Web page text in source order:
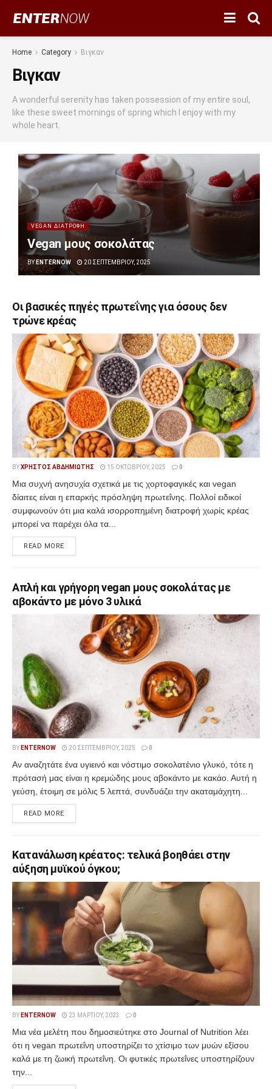
Home Category Βιγκαν
Βιγκαν
A wonderful serenity has taken possession of my entire soul,
like these sweet mornings of spring which I enjoy with my
whole heart.
VEGAN ΔΙΑΤΡΟΦΗ
Vegan μους σοκολάτας
BY ENTERNOW 20 ΣΕΠΤΕΜΒΡΊΟΥ, 2025
Οι βασικές πηγές πρωτεΐνης για όσους δεν
τρώνε κρέας
BYΧΡΉΣΤΟΣ ΑΒΔΗΜΙΏΤΗΣ 15 ΟΚΤΩΒΡΊΟΥ, 2025 0
Μια συχνή ανησυχία σχετικά με τις χορτοφαγικές και vegan
δίαιτες είναι η επαρκής πρόσληψη πρωτεΐνης. Πολλοί ειδικοί
συμφωνούν ότι μια καλά ισορροπημένη διατροφή χωρίς κρέας
μπορεί να παρέχει όλα τα...
READ MORE
Απλή και γρήγορη vegan μους σοκολάτας με
αβοκάντο με μόνο 3 υλικά
BY ENTERNOW 20 ΣΕΠΤΕΜΒΡΊΟΥ, 2025 0
Αν αναζητάτε ένα υγιεινό και νόστιμο σοκολατένιο γλυκό, τότε η
πρότασή μας είναι η κρεμώδης μους αβοκάντο με κακάο. Αυτή η
γεύση, έτοιμη σε μόλις 5 λεπτά, συνδυάζει την ακαταμάχητη...
READ MORE
Κατανάλωση κρέατος: τελικά βοηθάει στην
αύξηση μυϊκού όγκου;
BY ENTERNOW 23 ΜΑΡΤΊΟΥ, 2023 0
Μια νέα μελέτη που δημοσιεύτηκε στο Journal of Nutrition λέει
ότι η vegan πρωτεΐνη υποστηρίζει το χτίσιμο των μυών εξίσου
καλά με τη ζωική πρωτεΐνη. Οι φυτικές πρωτεΐνες υποστηρίζουν
την...